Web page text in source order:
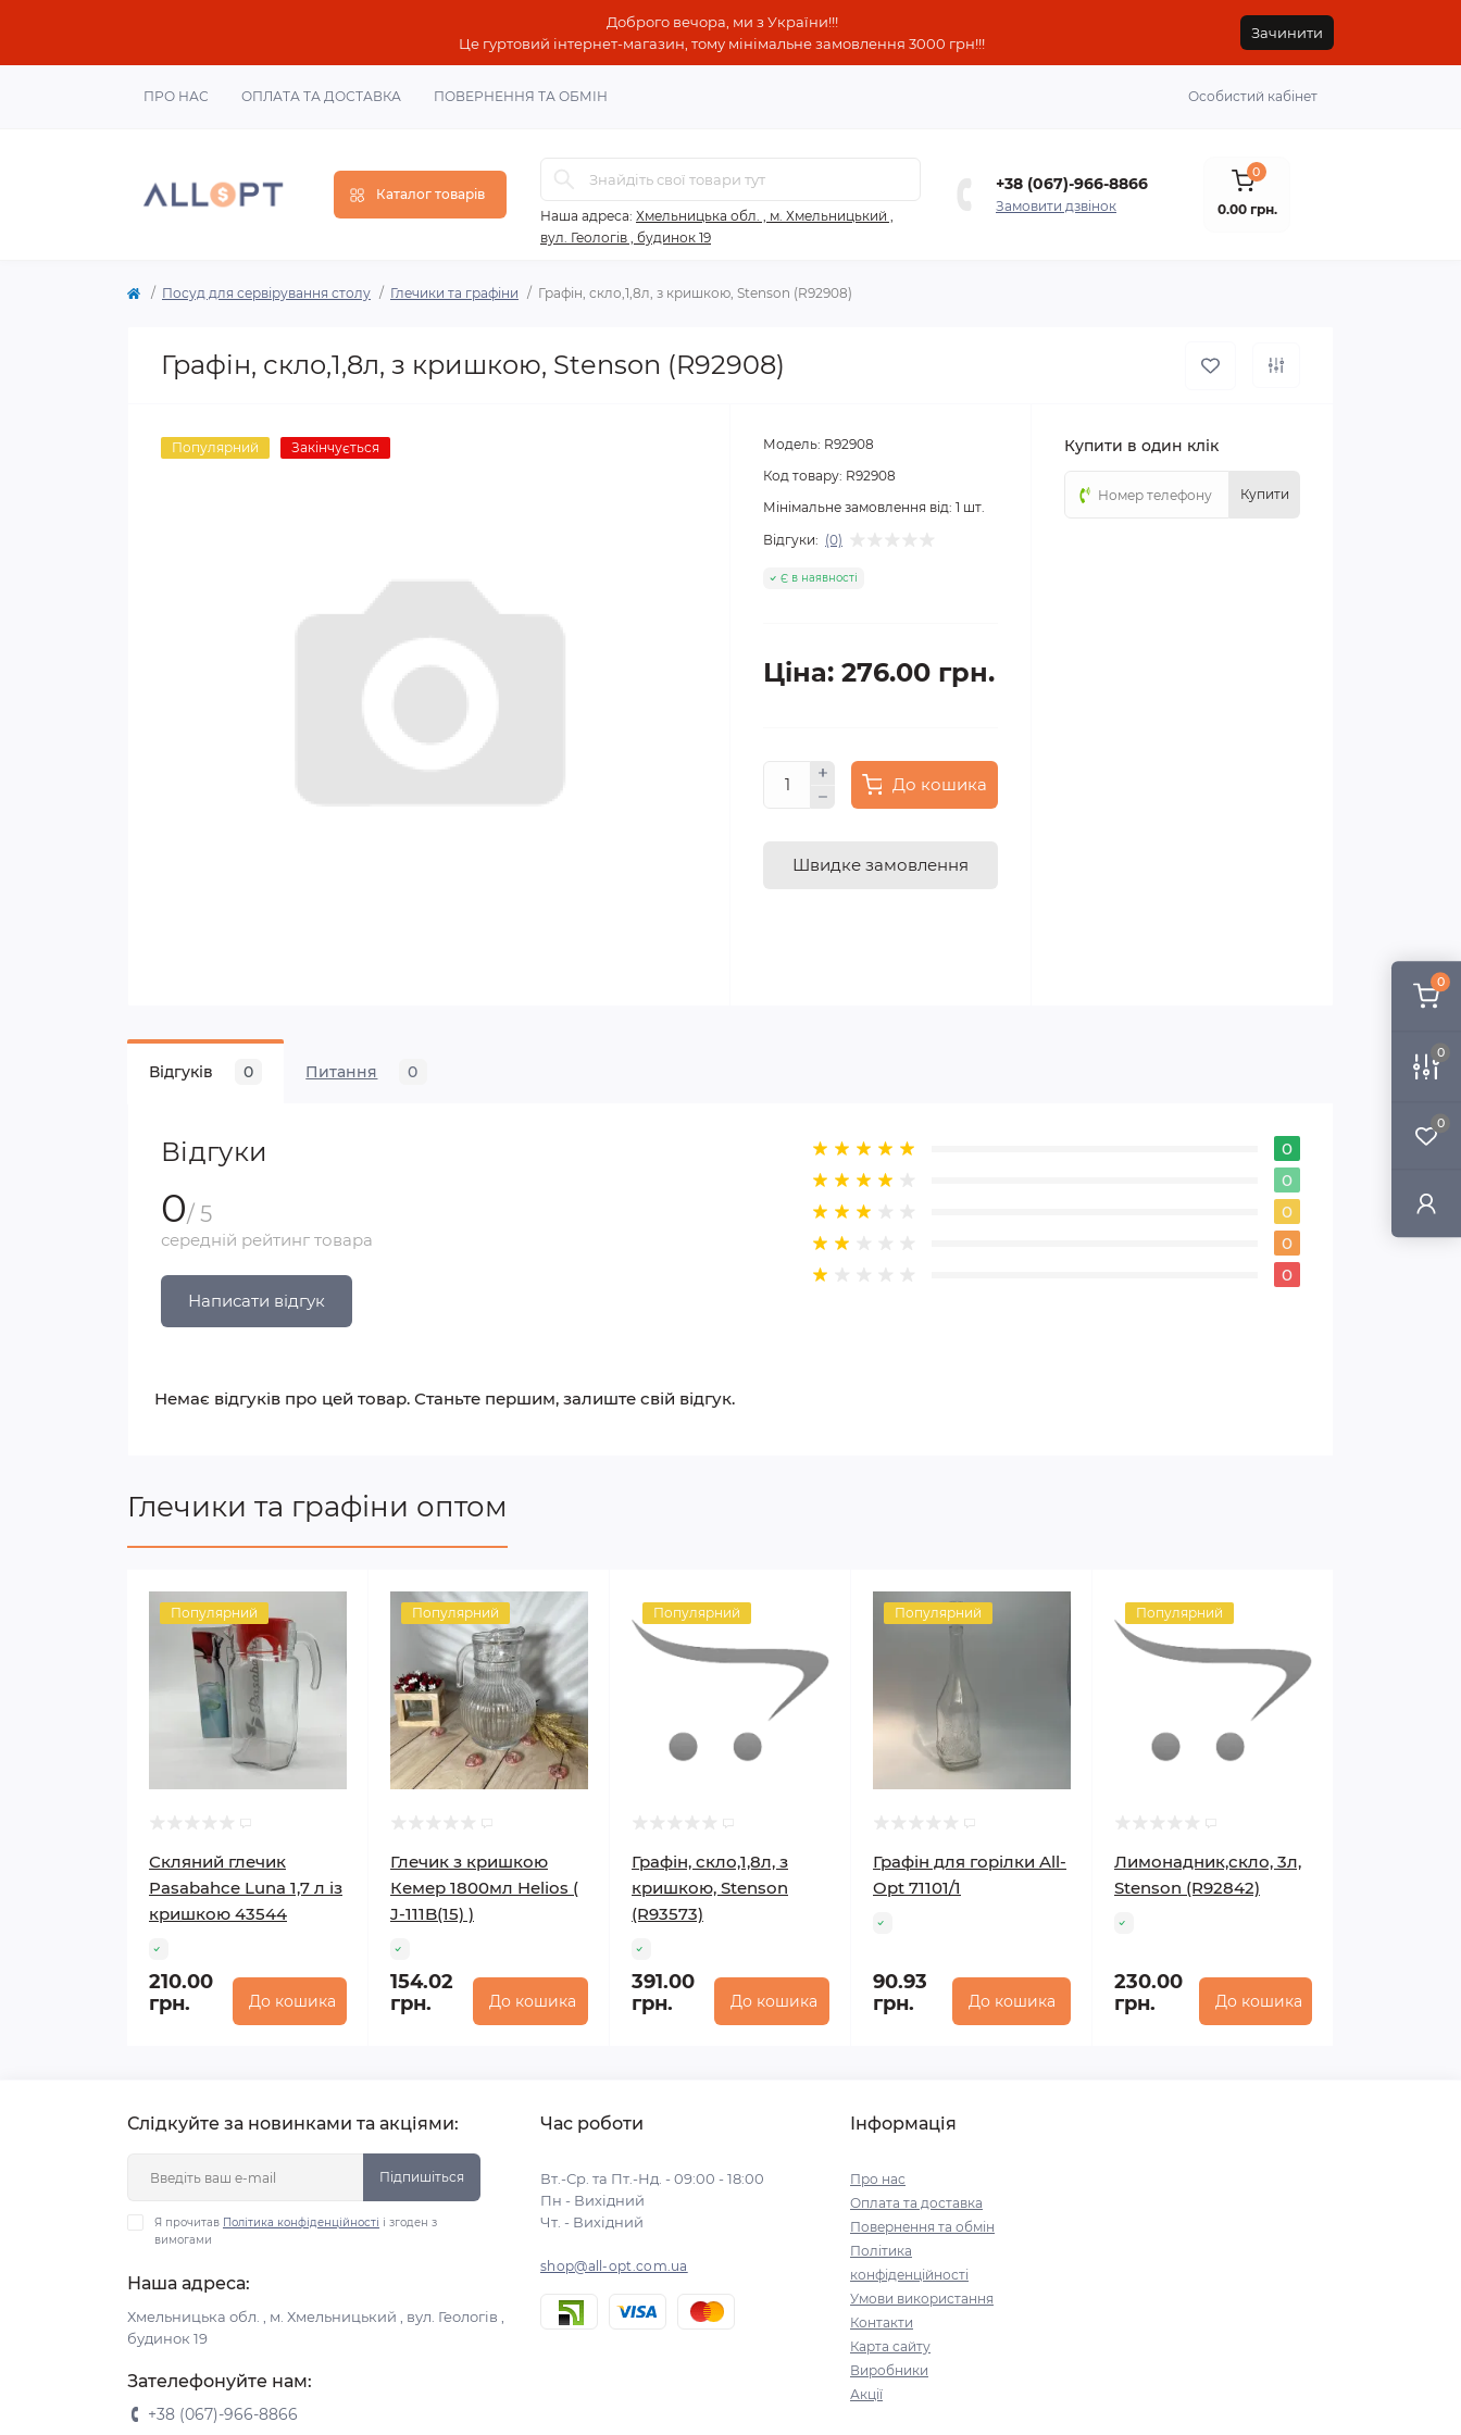
0
0
0
Доброго вечора, ми з України!!!
Це гуртовий інтернет-магазин, тому мінімальне замовлення 3000 грн!!!
Зачинити
ПРО НАС ОПЛАТА ТА ДОСТАВКА ПОВЕРНЕННЯ ТА ОБМІН Особистий кабінет
Каталог товарів
Наша адреса: Хмельницька обл. , м. Хмельницький ,
вул. Геологів , будинок 19
+38 (067)-966-8866
Замовити дзвінок
0
0.00 грн.
Посуд для сервірування столу Глечики та графіни Графін, скло,1,8л, з кришкою, Stenson (R92908)
Графін, скло,1,8л, з кришкою, Stenson (R92908)
Популярний Закінчується Модель: R92908
Код товару: R92908
Мінімальне замовлення від: 1 шт.
Відгуки: (0)
Є в наявності
Ціна: 276.00 грн.
До кошика
Швидке замовлення
Купити в один клік
Купити
Відгуків 0 Питання 0
Відгуки
0/ 5
середній рейтинг товара
Написати відгук
0
0
0
0
0
Немає відгуків про цей товар. Станьте першим, залиште свій відгук.
Глечики та графіни оптом
Популярний
Скляний глечик
Pasabahce Luna 1,7 л із
кришкою 43544
210.00
грн.
До кошика
Популярний
Глечик з кришкою
Кемер 1800мл Helios (
J-111B(15) )
154.02
грн.
До кошика
Популярний
Графін, скло,1,8л, з
кришкою, Stenson
(R93573)
391.00
грн.
До кошика
Популярний
Графін для горілки All-
Opt 71101/1
90.93
грн.
До кошика
Популярний
Лимонадник,скло, 3л,
Stenson (R92842)
230.00
грн.
До кошика
Слідкуйте за новинками та акціями:
Підпишіться
Я прочитав Політика конфіденційності і згоден з
вимогами
Наша адреса:
Хмельницька обл. , м. Хмельницький , вул. Геологів ,
будинок 19
Зателефонуйте нам:
+38 (067)-966-8866
Час роботи
Вт.-Ср. та Пт.-Нд. - 09:00 - 18:00
Пн - Вихідний
Чт. - Вихідний
shop@all-opt.com.ua
Інформація
Про нас
Оплата та доставка
Повернення та обмін
Політика
конфіденційності
Умови використання
Контакти
Карта сайту
Виробники
Акції